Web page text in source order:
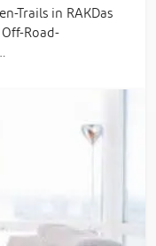
Trails in RAKDas
Road-